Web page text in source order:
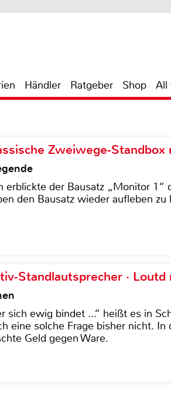
Händler Ratgeber Shop All
Zweiwege-
erblickte der Bausatz „Monitor 1“
den Bausatz wieder aufleben zu
Standlautsprecher · Loutd
sich ewig bindet ...“ heißt es in
eine solche Frage bisher nicht. In
Geld gegen Ware.